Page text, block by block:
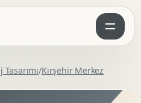
/Kırşehir Merkez